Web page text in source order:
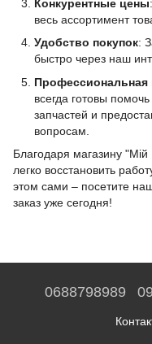
Конкурентные цены
весь ассортимент
Удобство покупок:
быстро через наш
Профессиональная
всегда готовы
запчастей и
вопросам.
Благодаря магазину
легко восстановить
этом сами – посетите
заказ уже сегодня!
0688798989